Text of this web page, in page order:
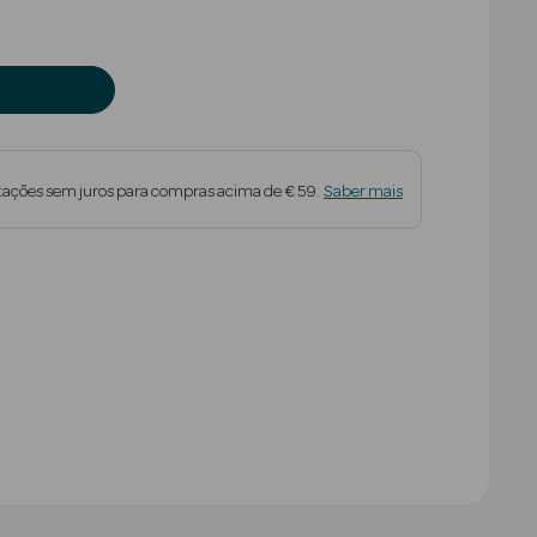
sem juros para compras acima de € 59. Saber mais